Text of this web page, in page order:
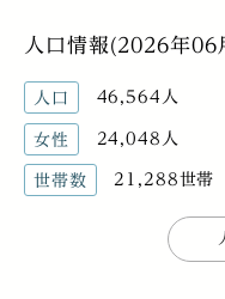
人口情報(2026年06
人口 46,564人
女性 24,048人
世帯数 21,288世帯